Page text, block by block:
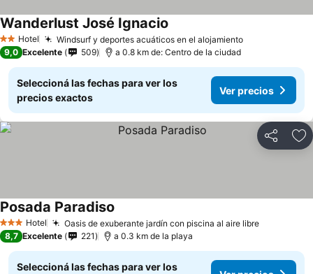
2 Estrellas
Hotel Windsurf y deportes acuáticos en el alojamiento
Wanderlust José Ignacio
9,0 Excelente 509 a 0.8 km de: Centro de la ciudad
Seleccioná las fechas para ver los
precios exactos
Ver precios
Compartir
3 Estrellas
Hotel Oasis de exuberante jardín con piscina al aire libre
Posada Paradiso
8,7 Excelente 221 a 0.3 km de la playa
Seleccioná las fechas para ver los